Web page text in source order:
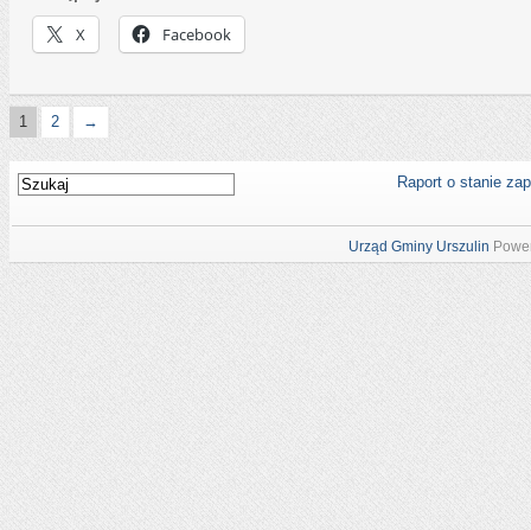
X Facebook
1 2 →
Raport o stanie
Urząd Gminy Urszulin